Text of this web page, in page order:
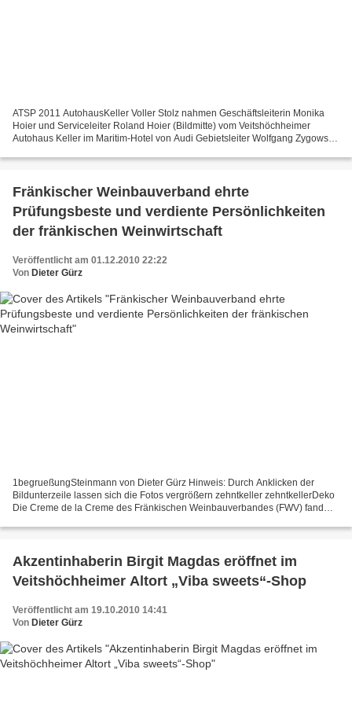
ATSP 2011 AutohausKeller Voller Stolz nahmen Geschäftsleiterin Monika
Hoier und Serviceleiter Roland Hoier (Bildmitte) vom Veitshöchheimer
Autohaus Keller im Maritim-Hotel von Audi Gebietsleiter Wolfgang Zygowski
Fränkischer Weinbauverband ehrte
Prüfungsbeste und verdiente Persönlichkeiten
der fränkischen Weinwirtschaft
Veröffentlicht am 01.12.2010 22:22
Von Dieter Gürz
1begrueßungSteinmann von Dieter Gürz Hinweis: Durch Anklicken der
Bildunterzeile lassen sich die Fotos vergrößern zehntkeller zehntkellerDeko
Die Creme de la Creme des Fränkischen Weinbauverbandes (FWV) fand
Akzentinhaberin Birgit Magdas eröffnet im
Veitshöchheimer Altort „Viba sweets“-Shop
Veröffentlicht am 19.10.2010 14:41
Von Dieter Gürz